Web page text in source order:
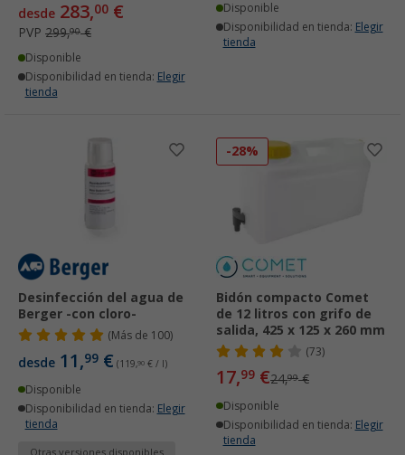
desde 283,00 €
PVP 299,90€
Disponible
Disponibilidad en tienda: Elegir
tienda
Disponible
Disponibilidad en tienda: Elegir
tienda
Desinfección del agua de
Berger -con cloro-
( Más de 100)
desde 11,99 € (119,90 € / l)
Disponible
Disponibilidad en tienda: Elegir
tienda
-28%
Bidón compacto Comet
de 12 litros con grifo de
salida, 425 x 125 x 260 mm
(73)
17,99 €24,99€
Disponible
Disponibilidad en tienda: Elegir
tienda